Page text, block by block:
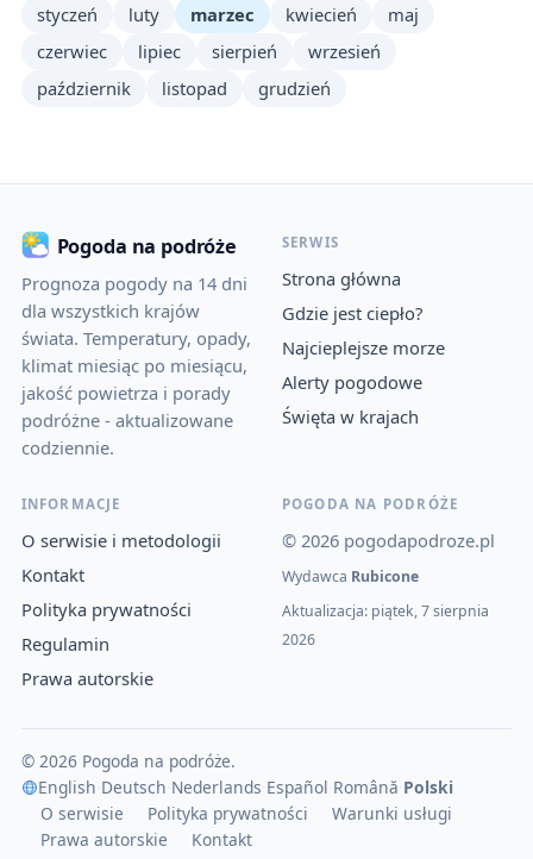
styczeń luty marzec kwiecień
maj
czerwiec
lipiec sierpień
wrzesień
październik
listopad grudzień
Pogoda na podróże
Prognoza pogody na 14 dni
dla wszystkich krajów
świata. Temperatury, opady,
klimat miesiąc po miesiącu,
jakość powietrza i porady
podróżne - aktualizowane
codziennie.
SERWIS
Strona główna
Gdzie jest ciepło?
Najcieplejsze morze
Alerty pogodowe
Święta w krajach
INFORMACJE
O serwisie i metodologii
Kontakt
Polityka prywatności
Regulamin
Prawa autorskie
POGODA NA PODRÓŻE
© 2026 pogodapodroze.pl
Wydawca Rubicone
Aktualizacja: piątek, 7 sierpnia
2026
© 2026 Pogoda na podróże.
English Deutsch Nederlands Español Română Polski
O serwisie
Polityka prywatności
Warunki usługi
Prawa autorskie
Kontakt